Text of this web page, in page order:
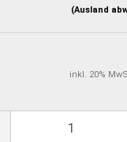
(Ausland
inkl. 20%